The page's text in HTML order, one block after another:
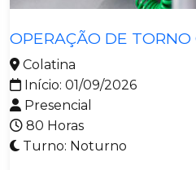
OPERAÇÃO DE TORNO
Colatina
Início: 01/09/2026
Presencial
80 Horas
Turno: Noturno